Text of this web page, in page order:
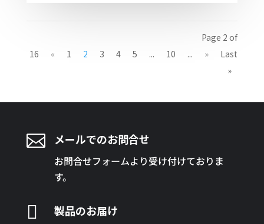
Page 2 of
16
« 1 2 3 4 5 ... 10 ... »
Last
»
 メールでのお問合せ
お問合せフォームより受け付けておりま
す。
 製品のお届け